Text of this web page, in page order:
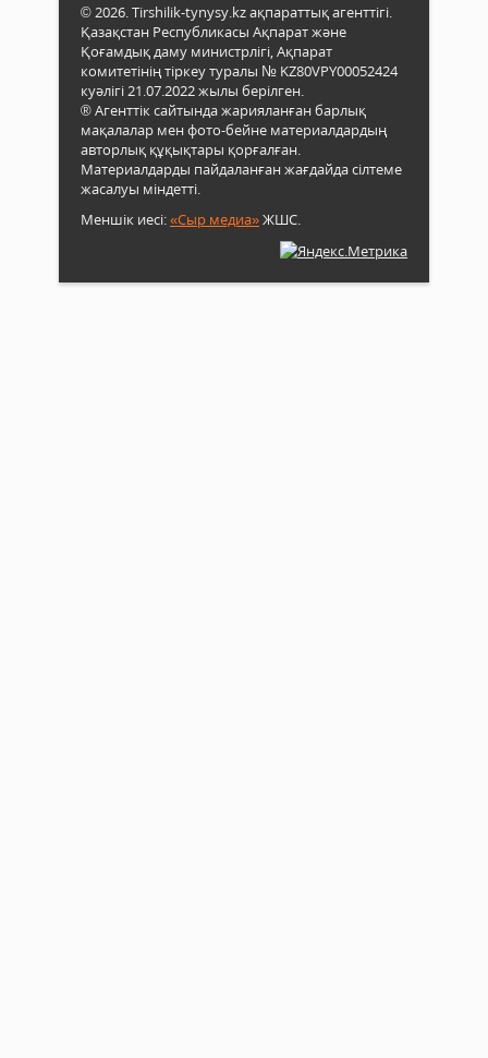
© 2026. Tirshilik-tynysy.kz ақпараттық агенттігі.
Қазақстан Республикасы Ақпарат және
Қоғамдық даму министрлігі, Ақпарат
комитетінің тіркеу туралы № KZ80VPY00052424
куәлігі 21.07.2022 жылы берілген.
® Агенттік сайтында жарияланған барлық
мақалалар мен фото-бейне материалдардың
авторлық құқықтары қорғалған.
Материалдарды пайдаланған жағдайда сілтеме
жасалуы міндетті.
Меншік иесі:«Сыр медиа»ЖШС.